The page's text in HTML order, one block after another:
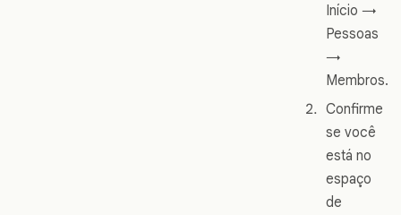
Início →
Pessoas
→
Membros.
Confirme
se você
está no
espaço
de